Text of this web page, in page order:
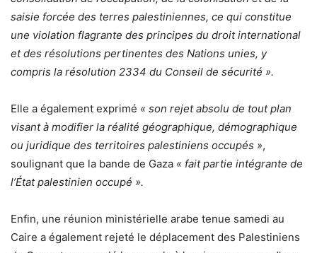
saisie forcée des terres palestiniennes, ce qui constitue
une violation flagrante des principes du droit international
et des résolutions pertinentes des Nations unies, y
compris la résolution 2334 du Conseil de sécurité ».
Elle a également exprimé « son rejet absolu de tout plan
visant à modifier la réalité géographique, démographique
ou juridique des territoires palestiniens occupés »,
soulignant que la bande de Gaza « fait partie intégrante de
l’État palestinien occupé ».
Enfin, une réunion ministérielle arabe tenue samedi au
Caire a également rejeté le déplacement des Palestiniens